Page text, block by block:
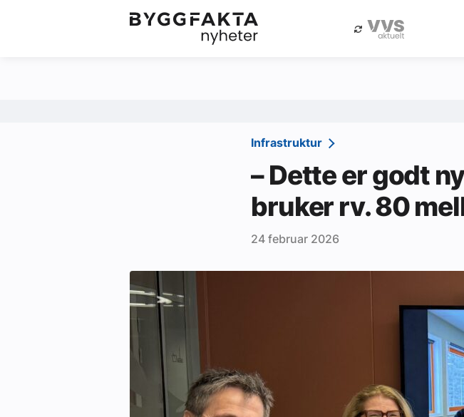
Jobbmarkedet Annonsere i
Tips oss
Ledige stillinger
eBlad
Aktivitetskalender
Infrastruktur
– Dette er godt
bruker rv. 80
24 februar 2026